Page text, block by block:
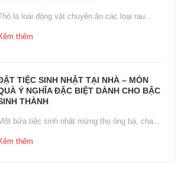
là loài động vật chuyên ăn các loại rau...
thêm
TIỆC SINH NHẬT TẠI NHÀ – MÓN
Ý NGHĨA ĐẶC BIỆT DÀNH CHO BẬC
THÀNH
bữa tiệc sinh nhật mừng thọ ông bà, cha...
thêm